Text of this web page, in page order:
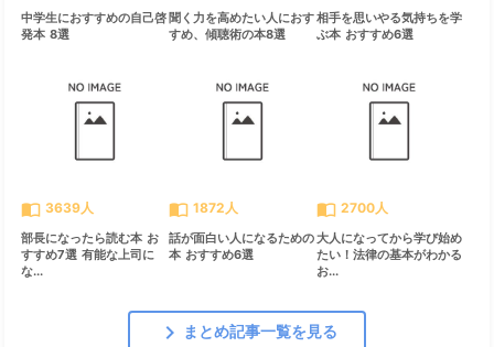
中学生におすすめの自己啓
発本 8選
聞く力を高めたい人におす
すめ、傾聴術の本8選
相手を思いやる気持ちを学
ぶ本 おすすめ6選
import_contacts 3639人
部長になったら読む本 お
すすめ7選 有能な上司に
な...
import_contacts 1872人
話が面白い人になるための
本 おすすめ6選
import_contacts 2700人
大人になってから学び始め
たい！法律の基本がわかる
お...
chevron_right まとめ記事一覧を見る